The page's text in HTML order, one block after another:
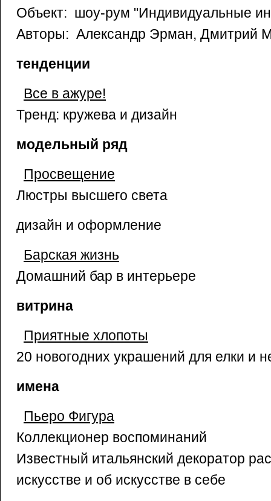
Объект: шоу-рум "Индивидуальные
Авторы: Александр Эрман, Дмитрий
тенденции
Все в ажуре!
Тренд: кружева и дизайн
модельный ряд
Просвещение
Люстры высшего света
дизайн и оформление
Барская жизнь
Домашний бар в интерьере
витрина
Приятные хлопоты
20 новогодних украшений для елки и
имена
Пьеро Фигура
Коллекционер воспоминаний
Известный итальянский декоратор
искусстве и об искусстве в себе